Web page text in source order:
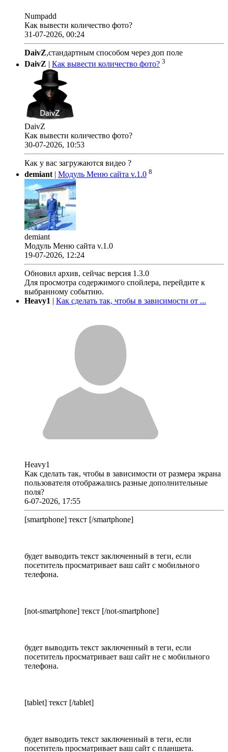
Numpadd
Как вывести количество фото?
31-07-2026, 00:24
DaivZ,стандартным способом через доп поле
DaivZ
Как вывести количество фото? 3
DaivZ
Как вывести количество фото?
30-07-2026, 10:53
Как у вас загружаются видео ?
demiant | Модуль Меню сайта v.1.0 8
demiant
Модуль Меню сайта v.1.0
19-07-2026, 12:24
Обновил архив, сейчас версия 1.3.0
Для просмотра содержимого спойлера, перейдите к
выбранному событию.
Heavy1 | Как сделать так, чтобы в зависимости от ...
Heavy1
Как сделать так, чтобы в зависимости от размера экрана
пользователя отображались разные дополнительные
поля?
6-07-2026, 17:55
[smartphone] текст [/smartphone]
будет выводить текст заключенный в теги, если
посетитель просматривает ваш сайт с мобильного
телефона.
[not-smartphone] текст [/not-smartphone]
будет выводить текст заключенный в теги, если
посетитель просматривает ваш сайт не с мобильного
телефона.
[tablet] текст [/tablet]
будет выводить текст заключенный в теги, если
посетитель просматривает ваш сайт с планшета.